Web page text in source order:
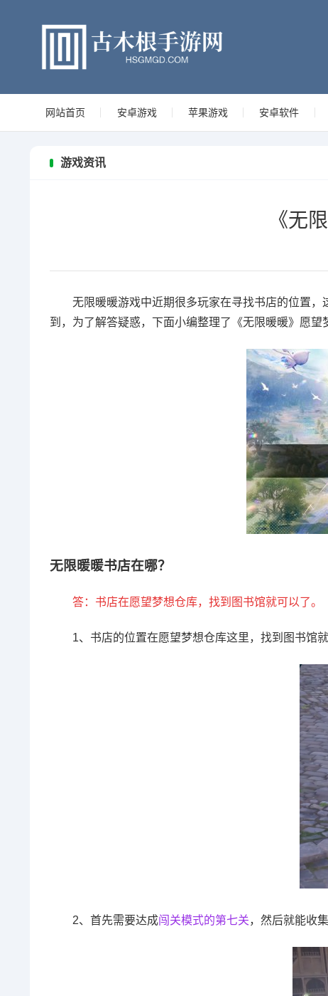
网站首页 安卓游戏 苹果游戏 安卓软件
游戏资讯
《无
无限暖暖游戏中近期很多玩家在寻找书店的位置
到，为了解答疑惑，下面小编整理了《无限暖暖》愿
无限暖暖书店在哪？
答：书店在愿望梦想仓库，找到图书馆就可以了。
1、书店的位置在愿望梦想仓库这里，找到图书馆就
2、首先需要达成闯关模式的第七关，然后就能收